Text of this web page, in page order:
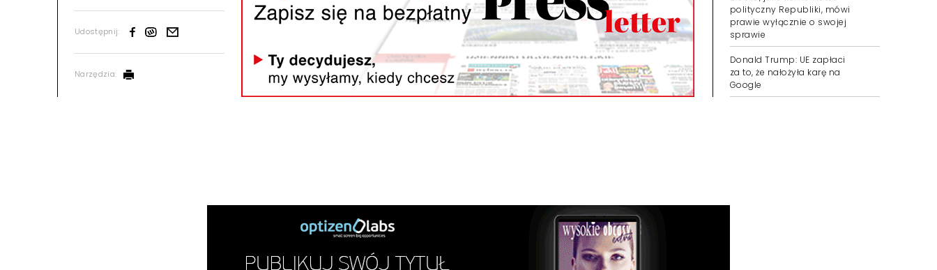
Udostępnij:
Narzędzia:
polityczny Republiki, mówi
prawie wyłącznie o swojej
sprawie
Donald Trump: UE zapłaci
za to, że nałożyła karę na
Google